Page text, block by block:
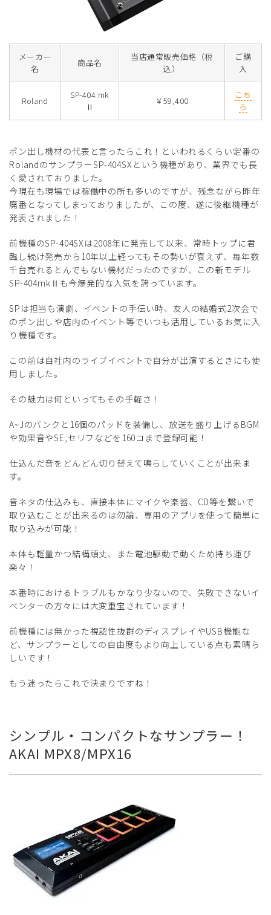
メーカー
名
商品名
当店通常販売価格（税
込）
ご購
入
Roland
SP-404 mk
Ⅱ
￥59,400
こち
ら
ポン出し機材の代表と言ったらこれ！といわれるくらい定番の
RolandのサンプラーSP-404SXという機種があり、業界でも長
く愛されておりました。
今現在も現場では稼働中の所も多いのですが、残念ながら昨年
廃番となってしまっておりましたが、この度、遂に後継機種が
発表されました！
前機種のSP-404SXは2008年に発売して以来、常時トップに君
臨し続け発売から10年以上経ってもその勢いが衰えず、毎年数
千台売れるとんでもない機材だったのですが、この新モデル
SP-404mkⅡも今爆発的な人気を誇っています。
SPは担当も演劇、イベントの手伝い時、友人の結婚式2次会で
のポン出しや店内のイベント等でいつも活用しているお気に入
り機種です。
この前は自社内のライブイベントで自分が出演するときにも使
用しました。
その魅力は何といってもその手軽さ！
A~Jのバンクと16個のパッドを装備し、放送を盛り上げるBGM
や効果音やSE,セリフなどを160コまで登録可能！
仕込んだ音をどんどん切り替えて鳴らしていくことが出来ま
す。
音ネタの仕込みも、直接本体にマイクや楽器、CD等を繋いで
取り込むことが出来るのは勿論、専用のアプリを使って簡単に
取り込みが可能！
本体も軽量かつ結構頑丈、また電池駆動で動くため持ち運び
楽々！
本番時におけるトラブルもかなり少ないので、失敗できないイ
ベンターの方々には大変重宝されています！
前機種には無かった視認性抜群のディスプレイやUSB機能な
ど、サンプラーとしての自由度もより向上している点も素晴ら
しいです！
もう迷ったらこれで決まりですね！
シンプル・コンパクトなサンプラー！
AKAI MPX8/MPX16